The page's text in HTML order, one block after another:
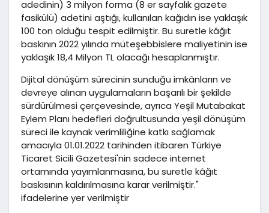
adedinin) 3 milyon forma (8 er sayfalık gazete
fasikülü) adetini aştığı, kullanılan kağıdın ise yaklaşık
100 ton olduğu tespit edilmiştir. Bu suretle kâğıt
baskının 2022 yılında müteşebbislere maliyetinin ise
yaklaşık 18,4 Milyon TL olacağı hesaplanmıştır.
Dijital dönüşüm sürecinin sunduğu imkânların ve
devreye alınan uygulamaların başarılı bir şekilde
sürdürülmesi çerçevesinde, ayrıca Yeşil Mutabakat
Eylem Planı hedefleri doğrultusunda yeşil dönüşüm
süreci ile kaynak verimliliğine katkı sağlamak
amacıyla 01.01.2022 tarihinden itibaren Türkiye
Ticaret Sicili Gazetesi'nin sadece internet
ortamında yayımlanmasına, bu suretle kâğıt
baskısının kaldırılmasına karar verilmiştir."
ifadelerine yer verilmiştir